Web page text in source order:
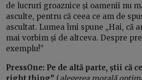
de lucruri groaznice și oamenii nu
asculte, pentru că ceea ce am de
ascultat. Lumea îmi spune „Hai, că
mai vorbim și de altceva. Despre
exemplu!”
PressOne: Pe de altă parte, știi că
right thing” (alegerea morală